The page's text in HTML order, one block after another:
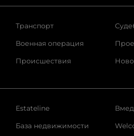
Транспорт
Военная операция
Происшествия
Estateline
База недвижимости